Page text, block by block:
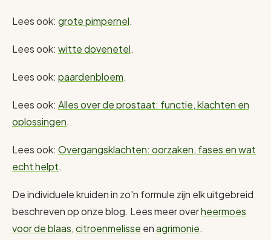
Lees ook: grote pimpernel.
Lees ook: witte dovenetel.
Lees ook: paardenbloem.
Lees ook: Alles over de prostaat: functie, klachten en
oplossingen.
Lees ook: Overgangsklachten: oorzaken, fases en wat
echt helpt.
De individuele kruiden in zo'n formule zijn elk uitgebreid
beschreven op onze blog. Lees meer overheermoes
voor de blaas,citroenmelisse enagrimonie.